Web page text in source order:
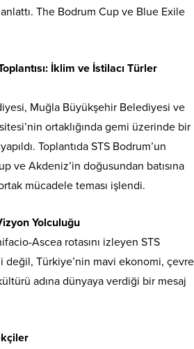
The Bodrum Cup ve Blue Exile
İklim ve İstilacı Türler
Muğla Büyükşehir Belediyesi ve
ortaklığında gemi üzerinde bir
Toplantıda STS Bodrum’un
ve Akdeniz’in doğusundan batısına
mücadele teması işlendi.
Yolculuğu
Ascea rotasını izleyen STS
değil, Türkiye’nin mavi ekonomi, çevre
adına dünyaya verdiği bir mesaj